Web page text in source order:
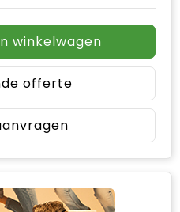
winkelwagen
offerte